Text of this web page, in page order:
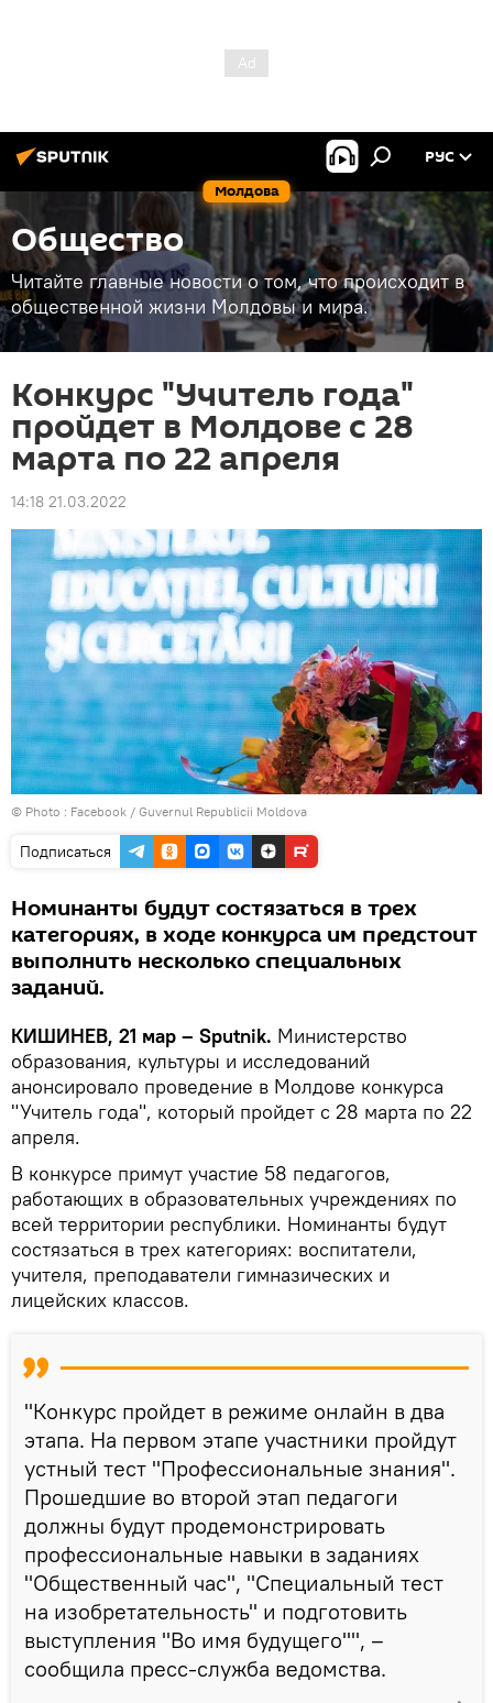
Молдова
РУС
Общество
Читайте главные новости о том, что происходит в
общественной жизни Молдовы и мира.
Конкурс "Учитель года"
пройдет в Молдове с 28
марта по 22 апреля
14:18 21.03.2022
© Photo : Facebook / Guvernul Republicii Moldova
Подписаться
Номинанты будут состязаться в трех
категориях, в ходе конкурса им предстоит
выполнить несколько специальных
заданий.
КИШИНЕВ, 21 мар – Sputnik. Министерство
образования, культуры и исследований
анонсировало проведение в Молдове конкурса
"Учитель года", который пройдет с 28 марта по 22
апреля.
В конкурсе примут участие 58 педагогов,
работающих в образовательных учреждениях по
всей территории республики. Номинанты будут
состязаться в трех категориях: воспитатели,
учителя, преподаватели гимназических и
лицейских классов.
"Конкурс пройдет в режиме онлайн в два
этапа. На первом этапе участники пройдут
устный тест "Профессиональные знания".
Прошедшие во второй этап педагоги
должны будут продемонстрировать
профессиональные навыки в заданиях
"Общественный час", "Специальный тест
на изобретательность" и подготовить
выступления "Во имя будущего"", –
сообщила пресс-служба ведомства.